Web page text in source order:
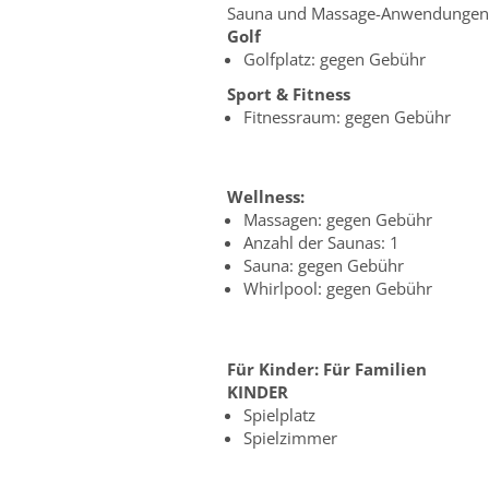
Sauna und Massage-
Golf
Golfplatz: gegen Gebühr
Sport & Fitness
Fitnessraum: gegen Gebühr
Wellness:
Massagen: gegen Gebühr
Anzahl der Saunas: 1
Sauna: gegen Gebühr
Whirlpool: gegen Gebühr
Für Kinder: Für Familien
KINDER
Spielplatz
Spielzimmer